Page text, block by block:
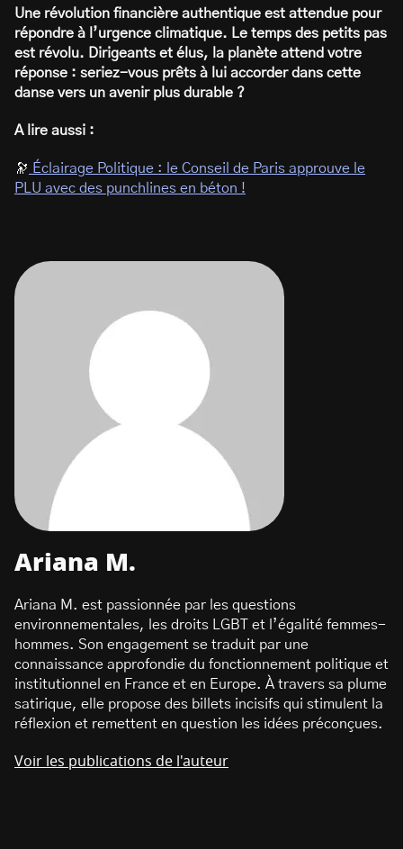
Une révolution financière authentique est attendue pour
répondre à l’urgence climatique. Le temps des petits pas
est révolu. Dirigeants et élus, la planète attend votre
réponse : seriez-vous prêts à lui accorder dans cette
danse vers un avenir plus durable ?
A lire aussi :
🔭 Éclairage Politique : le Conseil de Paris approuve le
PLU avec des punchlines en béton !
Ariana M.
Ariana M. est passionnée par les questions
environnementales, les droits LGBT et l’égalité femmes-
hommes. Son engagement se traduit par une
connaissance approfondie du fonctionnement politique et
institutionnel en France et en Europe. À travers sa plume
satirique, elle propose des billets incisifs qui stimulent la
réflexion et remettent en question les idées préconçues.
Voir les publications de l'auteur